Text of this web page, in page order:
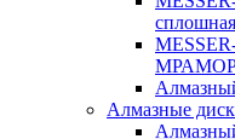
Алмазные